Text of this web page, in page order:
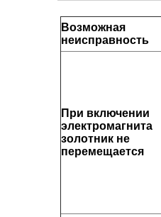
Возможная
неисправность
При включении
электромагнита
золотник не
перемещается